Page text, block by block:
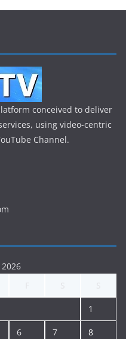
conceived to deliver
using video-centric
Channel.
1
6 7 8